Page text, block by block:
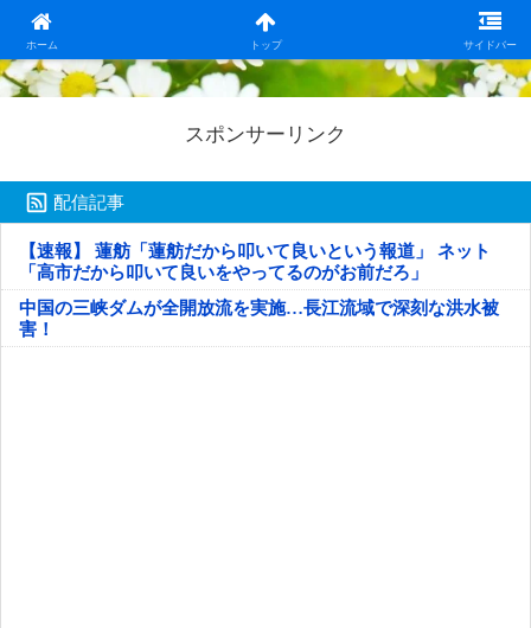
ホーム トップ サイドバー
日本第一！ニュース録
スポンサーリンク
配信記事
【速報】 蓮舫「蓮舫だから叩いて良いという報道」 ネット
「高市だから叩いて良いをやってるのがお前だろ」
中国の三峡ダムが全開放流を実施…長江流域で深刻な洪水被
害！